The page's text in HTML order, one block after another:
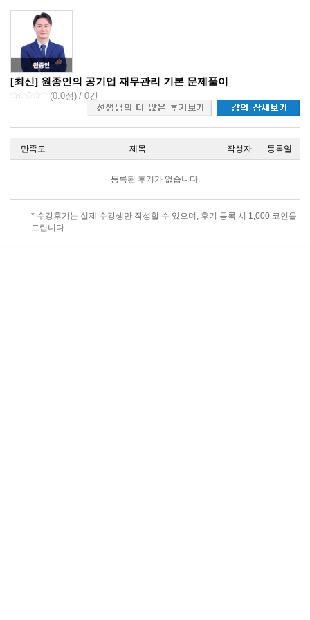
[최신] 원종인의 공기업 재무관리 기본 문제풀이
(0.0점) / 0건
만족도 제목 작성자 등록일
등록된 후기가 없습니다.
* 수강후기는 실제 수강생만 작성할 수 있으며, 후기 등록 시 1,000 코인을
드립니다.